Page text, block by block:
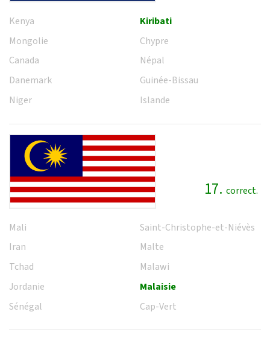
Kenya
Mongolie
Canada
Danemark
Niger
Kiribati
Chypre
Népal
Guinée-Bissau
Islande
17. correct.
Mali
Iran
Tchad
Jordanie
Sénégal
Saint-Christophe-et-Niévès
Malte
Malawi
Malaisie
Cap-Vert